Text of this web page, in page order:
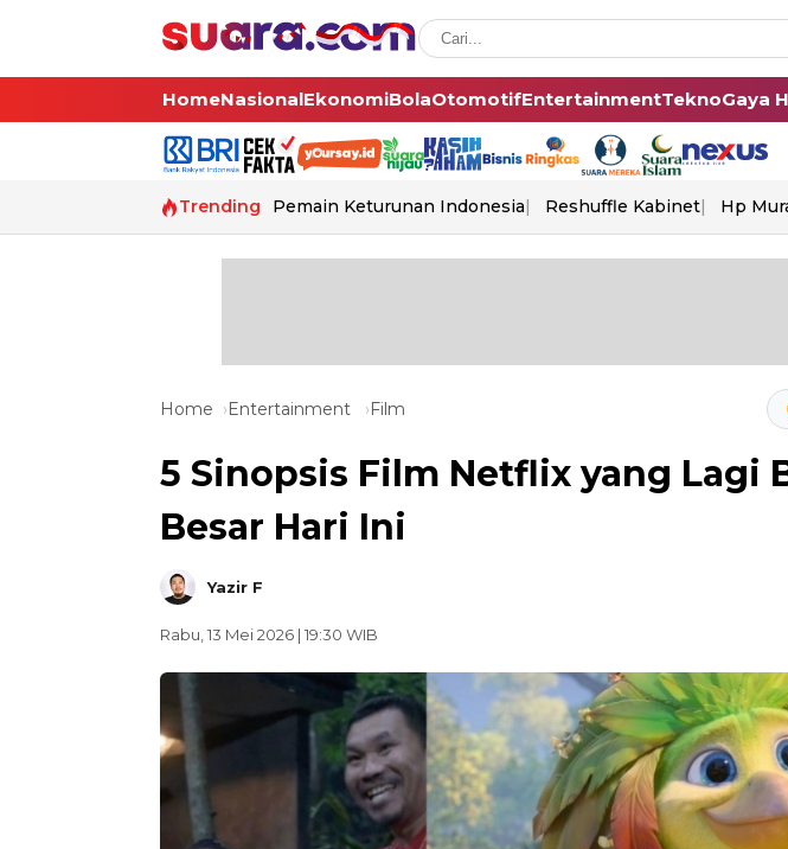
HomeNasionalEkonomiBolaOtomotifEntertainmentTeknoGaya
Trending Pemain Keturunan Indonesia Reshuffle Kabinet Hp
Home Entertainment Film
5 Sinopsis Film Netflix yang Lagi
Besar Hari Ini
Yazir F
Rabu, 13 Mei 2026 | 19:30 WIB